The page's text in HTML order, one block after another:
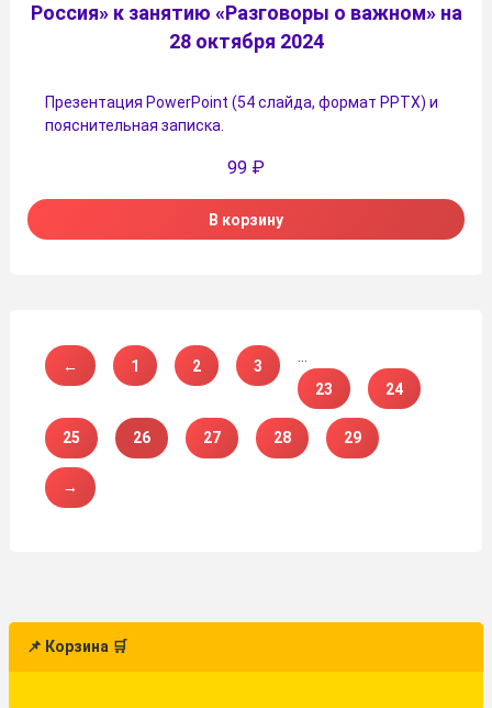
Россия» к занятию «Разговоры о важном» на
28 октября 2024
Презентация PowerPoint (54 слайда, формат PPTX) и
пояснительная записка.
99 ₽
В корзину
← 1 2 3
23
24
25 26 27 28 29
→
📌 Корзина 🛒